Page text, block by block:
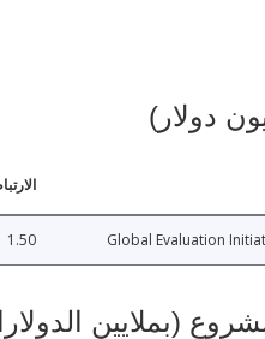
دولار)
Global Evaluation
1.50
(بملايين